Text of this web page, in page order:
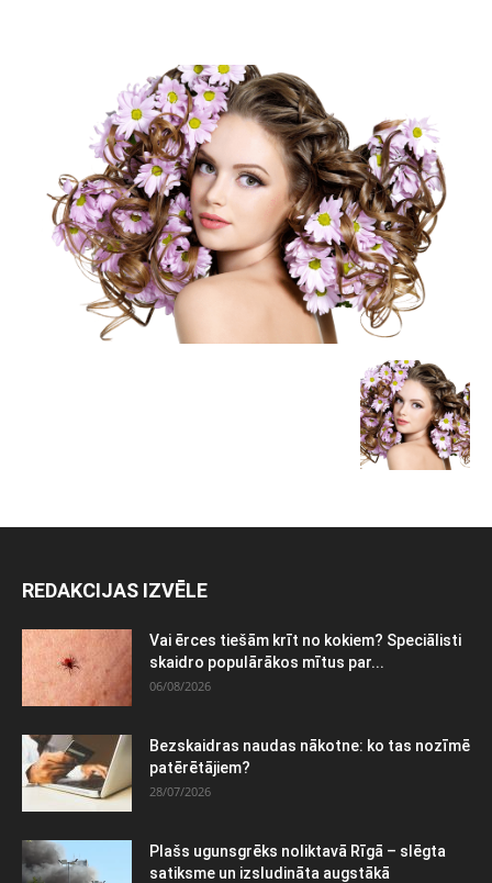
REDAKCIJAS IZVĒLE
Vai ērces tiešām krīt no kokiem? Speciālisti
skaidro populārākos mītus par...
06/08/2026
Bezskaidras naudas nākotne: ko tas nozīmē
patērētājiem?
28/07/2026
Plašs ugunsgrēks noliktavā Rīgā – slēgta
satiksme un izsludināta augstākā